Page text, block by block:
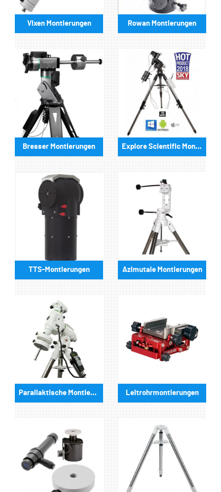
Vixen Montierungen Rowan Montierungen
Bresser Montierungen Explore Scientific Montierungen
TTS-Montierungen Azimutale Montierungen
Parallaktische Montierungen Leitrohrmontierungen